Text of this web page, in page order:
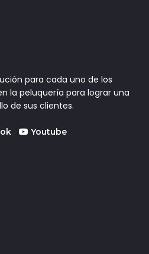
para cada uno de los
la peluquería para lograr una
de sus clientes.
Youtube